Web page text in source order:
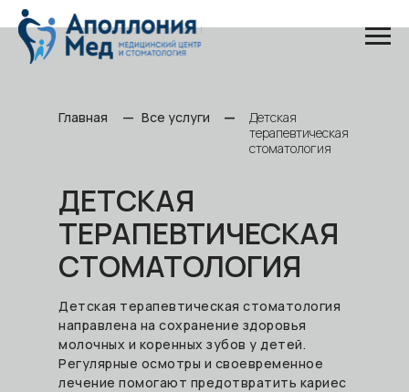
ДЕТСКАЯ
ТЕРАПЕВТИЧЕСКАЯ
СТОМАТОЛОГИЯ
Главная — Все услуги
Детская
терапевтическая
стоматология
Детская терапевтическая стоматология
направлена на сохранение здоровья
молочных и коренных зубов у детей.
Регулярные осмотры и своевременное
лечение помогают предотвратить кариес
—
—